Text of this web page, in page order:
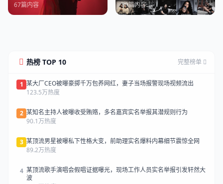
67篇内容 89篇内容
热榜 TOP 10 完整榜单
1 某大厂CEO被曝豪掷千万包养网红，妻子当场报警现场视频流出
123.5万热度
2 某知名主持人被曝收受贿赂，多名嘉宾实名举报其潜规则行为
90.1万热度
3 某顶流男星被曝私下性格大变，前助理实名爆料内幕细节震惊全网
89.2万热度
4 某顶流歌手演唱会假唱证据曝光，现场工作人员实名举报引发轩然大
波